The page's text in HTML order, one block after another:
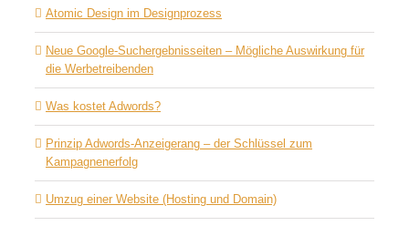
Atomic Design im Designprozess
Neue Google-Suchergebnisseiten – Mögliche Auswirkung für
die Werbetreibenden
Was kostet Adwords?
Prinzip Adwords-Anzeigerang – der Schlüssel zum
Kampagnenerfolg
Umzug einer Website (Hosting und Domain)